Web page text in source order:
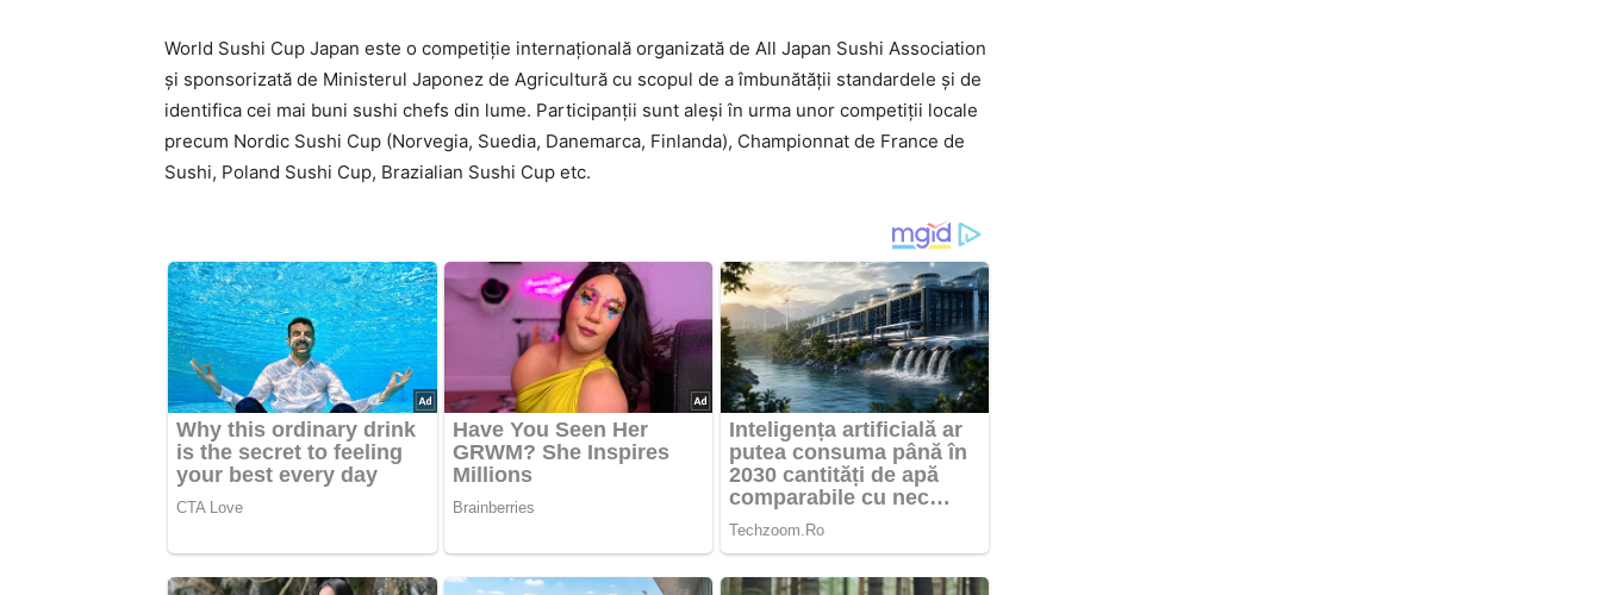
World Sushi Cup Japan este o competiție internațională organizată de All Japan Sushi Association
și sponsorizată de Ministerul Japonez de Agricultură cu scopul de a îmbunătății standardele și de
identifica cei mai buni sushi chefs din lume. Participanții sunt aleși în urma unor competiții locale
precum Nordic Sushi Cup (Norvegia, Suedia, Danemarca, Finlanda), Championnat de France de
Sushi, Poland Sushi Cup, Brazialian Sushi Cup etc.